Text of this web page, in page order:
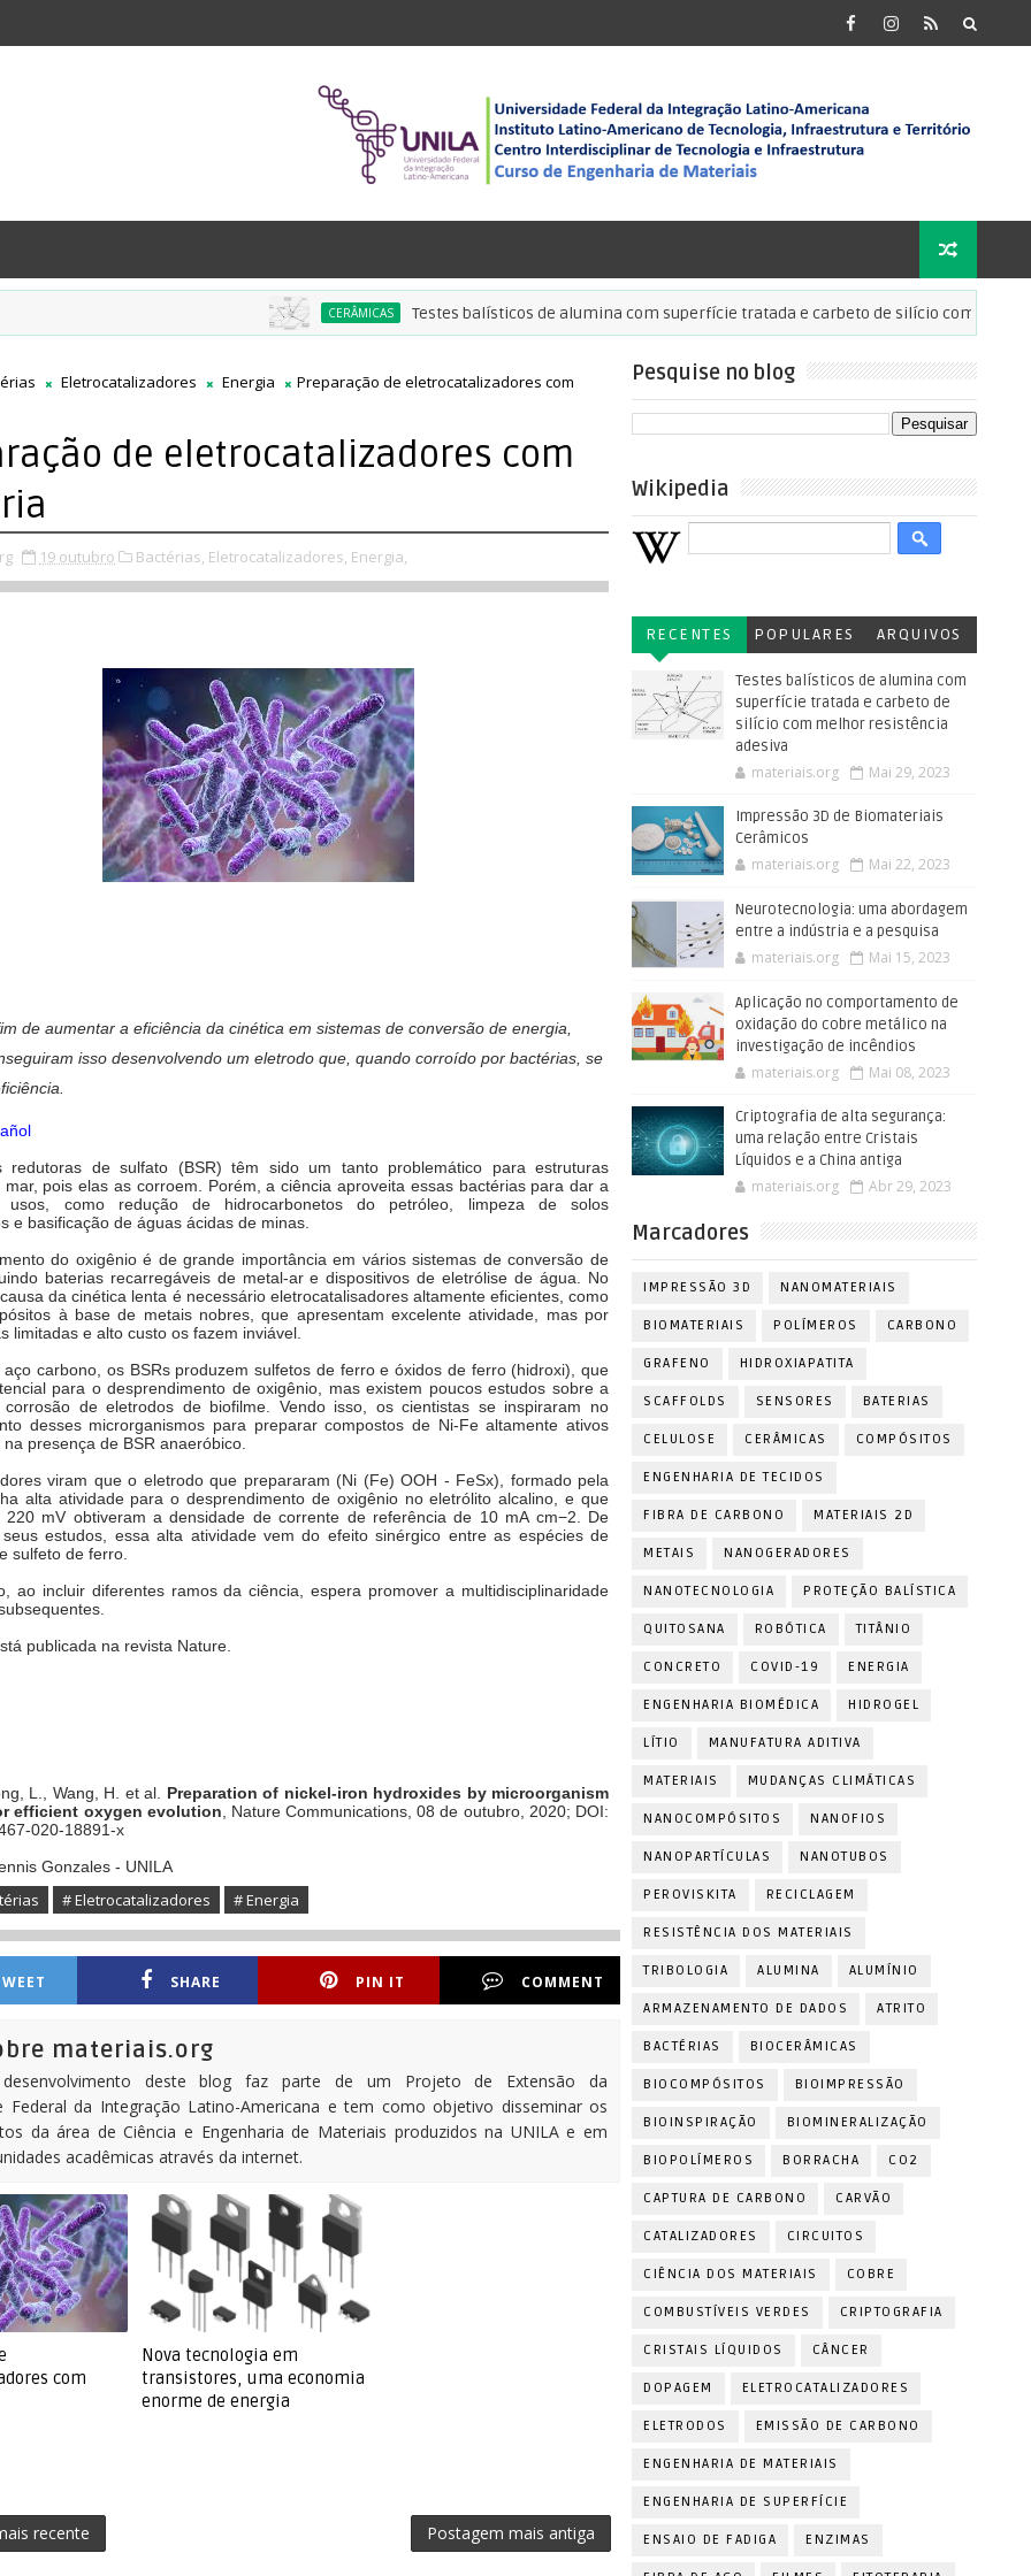
CERÂMICAS Testes balísticos de alumina com superfície tratada e carbeto de silício com melhor
Eletrocatalizadores Energia Preparação de eletrocatalizadores com
de eletrocatalizadores com
19 outubro Bactérias, Eletrocatalizadores, Energia,
de aumentar a eficiência da cinética em sistemas de conversão de energia,
isso desenvolvendo um eletrodo que, quando corroído por bactérias, se
redutoras de sulfato (BSR) têm sido um tanto problemático para estruturas
mar, pois elas as corroem. Porém, a ciência aproveita essas bactérias para dar a
usos, como redução de hidrocarbonetos do petróleo, limpeza de solos
e basificação de águas ácidas de minas.
do oxigênio é de grande importância em vários sistemas de conversão de
baterias recarregáveis de metal-ar e dispositivos de eletrólise de água. No
da cinética lenta é necessário eletrocatalisadores altamente eficientes, como
à base de metais nobres, que apresentam excelente atividade, mas por
limitadas e alto custo os fazem inviável.
carbono, os BSRs produzem sulfetos de ferro e óxidos de ferro (hidroxi), que
para o desprendimento de oxigênio, mas existem poucos estudos sobre a
de eletrodos de biofilme. Vendo isso, os cientistas se inspiraram no
desses microrganismos para preparar compostos de Ni-Fe altamente ativos
presença de BSR anaeróbico.
viram que o eletrodo que prepararam (Ni (Fe) OOH - FeSx), formado pela
alta atividade para o desprendimento de oxigênio no eletrólito alcalino, e que
220 mV obtiveram a densidade de corrente de referência de 10 mA cm−2. De
estudos, essa alta atividade vem do efeito sinérgico entre as espécies de
sulfeto de ferro.
ao incluir diferentes ramos da ciência, espera promover a multidisciplinaridade
publicada na revista Nature.
L., Wang, H. et al. Preparation of nickel-iron hydroxides by microorganism
efficient oxygen evolution , Nature Communications, 08 de outubro, 2020; DOI:
020-18891-x
Gonzales - UNILA
# Eletrocatalizadores # Energia
SHARE PIN IT COMMENT
materiais.org
deste blog faz parte de um Projeto de Extensão da
Federal da Integração Latino-Americana e tem como objetivo disseminar os
da área de Ciência e Engenharia de Materiais produzidos na UNILA e em
acadêmicas através da internet.
com
Nova tecnologia em
transistores, uma economia
enorme de energia
recente Postagem mais antiga
Pesquise no blog
Wikipedia
RECENTES POPULARES ARQUIVOS
Testes balísticos de alumina com
superfície tratada e carbeto de
silício com melhor resistência
adesiva
materiais.org Mai 29, 2023
Impressão 3D de Biomateriais
Cerâmicos
materiais.org Mai 22, 2023
Neurotecnologia: uma abordagem
entre a indústria e a pesquisa
materiais.org Mai 15, 2023
Aplicação no comportamento de
oxidação do cobre metálico na
investigação de incêndios
materiais.org Mai 08, 2023
Criptografia de alta segurança:
uma relação entre Cristais
Líquidos e a China antiga
materiais.org Abr 29, 2023
Marcadores
IMPRESSÃO 3D NANOMATERIAIS
BIOMATERIAIS POLÍMEROS CARBONO
GRAFENO HIDROXIAPATITA
SCAFFOLDS SENSORES BATERIAS
CELULOSE CERÂMICAS COMPÓSITOS
ENGENHARIA DE TECIDOS
FIBRA DE CARBONO MATERIAIS 2D
METAIS NANOGERADORES
NANOTECNOLOGIA PROTEÇÃO BALÍSTICA
QUITOSANA ROBÓTICA TITÂNIO
CONCRETO COVID-19 ENERGIA
ENGENHARIA BIOMÉDICA HIDROGEL
LÍTIO MANUFATURA ADITIVA
MATERIAIS MUDANÇAS CLIMÁTICAS
NANOCOMPÓSITOS NANOFIOS
NANOPARTÍCULAS NANOTUBOS
PEROVISKITA RECICLAGEM
RESISTÊNCIA DOS MATERIAIS
TRIBOLOGIA ALUMINA ALUMÍNIO
ARMAZENAMENTO DE DADOS ATRITO
BACTÉRIAS BIOCERÂMICAS
BIOCOMPÓSITOS BIOIMPRESSÃO
BIOINSPIRAÇÃO BIOMINERALIZAÇÃO
BIOPOLÍMEROS BORRACHA CO2
CAPTURA DE CARBONO CARVÃO
CATALIZADORES CIRCUITOS
CIÊNCIA DOS MATERIAIS COBRE
COMBUSTÍVEIS VERDES CRIPTOGRAFIA
CRISTAIS LÍQUIDOS CÂNCER
DOPAGEM ELETROCATALIZADORES
ELETRODOS EMISSÃO DE CARBONO
ENGENHARIA DE MATERIAIS
ENGENHARIA DE SUPERFÍCIE
ENSAIO DE FADIGA ENZIMAS